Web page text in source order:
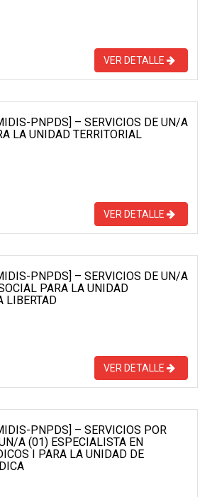
VER DETALLE
PNPDS] – SERVICIOS DE UN/A
LA UNIDAD TERRITORIAL
VER DETALLE
PNPDS] – SERVICIOS DE UN/A
PARA LA UNIDAD
LIBERTAD
VER DETALLE
PNPDS] – SERVICIOS POR
A (01) ESPECIALISTA EN
I PARA LA UNIDAD DE